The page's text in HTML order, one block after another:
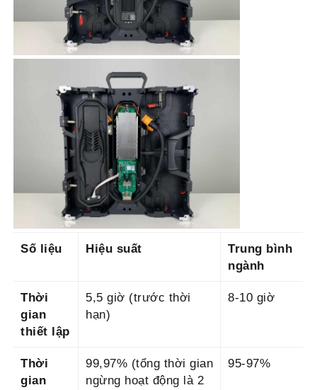
Số liệu Hiệu suất
Trung bình
ngành
Thời
gian
thiết lập
5,5 giờ (trước thời
hạn)
8-10 giờ
Thời
gian
99,97% (tổng thời gian
ngừng hoạt động là 2
95-97%